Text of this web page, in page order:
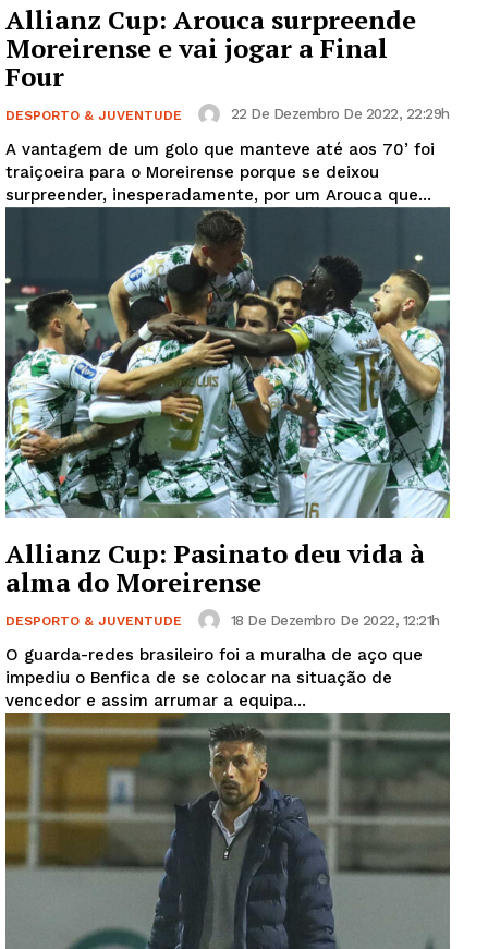
Guimarães, agora!
Allianz Cup: Arouca surpreende
Moreirense e vai jogar a Final
Four
DESPORTO & JUVENTUDE 22 De Dezembro De 2022, 22:29h
A vantagem de um golo que manteve até aos 70’ foi
traiçoeira para o Moreirense porque se deixou
surpreender, inesperadamente, por um Arouca que...
Allianz Cup: Pasinato deu vida à
alma do Moreirense
DESPORTO & JUVENTUDE 18 De Dezembro De 2022, 12:21h
O guarda-redes brasileiro foi a muralha de aço que
impediu o Benfica de se colocar na situação de
vencedor e assim arrumar a equipa...